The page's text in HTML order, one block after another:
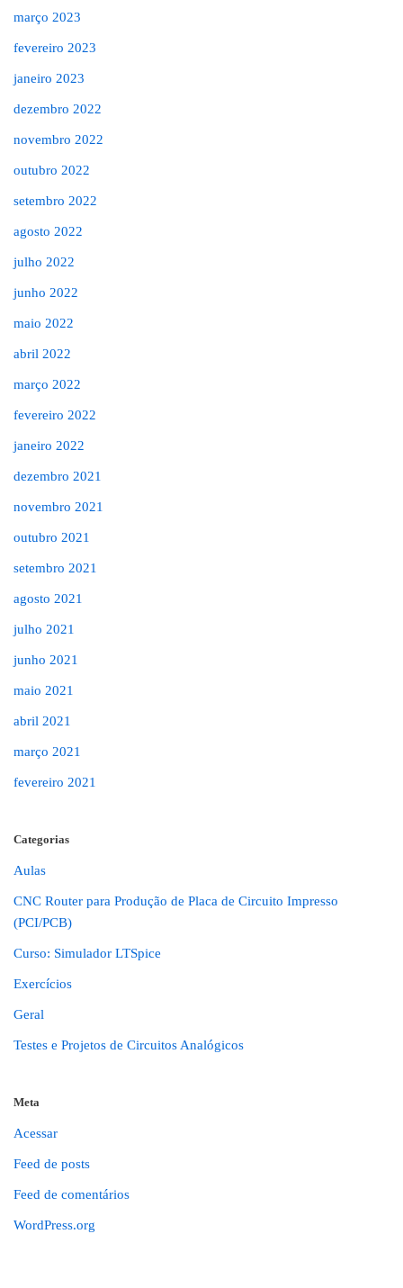
março 2023
fevereiro 2023
janeiro 2023
dezembro 2022
novembro 2022
outubro 2022
setembro 2022
agosto 2022
julho 2022
junho 2022
maio 2022
abril 2022
março 2022
fevereiro 2022
janeiro 2022
dezembro 2021
novembro 2021
outubro 2021
setembro 2021
agosto 2021
julho 2021
junho 2021
maio 2021
abril 2021
março 2021
fevereiro 2021
Categorias
Aulas
CNC Router para Produção de Placa de Circuito Impresso
(PCI/PCB)
Curso: Simulador LTSpice
Exercícios
Geral
Testes e Projetos de Circuitos Analógicos
Meta
Acessar
Feed de posts
Feed de comentários
WordPress.org